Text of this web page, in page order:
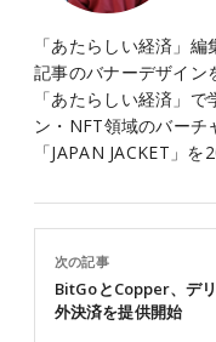
「あたらしい経済」編
記事のバナーデザイン
「あたらしい経済」
ン・NFT領域のバーチ
「JAPAN JACKET」
次の記事
BitGoとCopper、デ
外決済を提供開始